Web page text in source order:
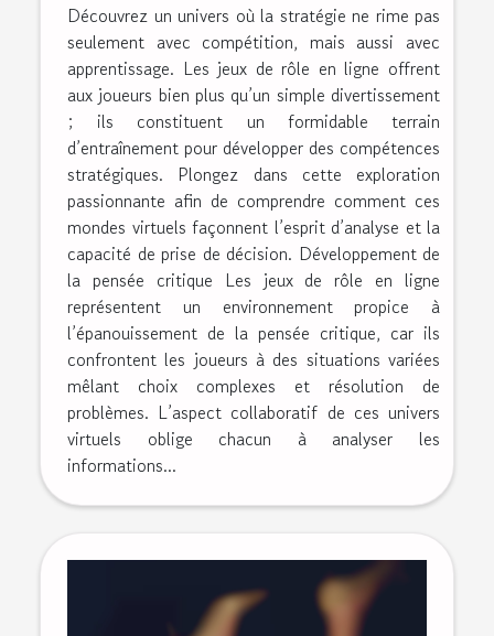
Découvrez un univers où la stratégie ne rime pas
seulement avec compétition, mais aussi avec
apprentissage. Les jeux de rôle en ligne offrent
aux joueurs bien plus qu’un simple divertissement
; ils constituent un formidable terrain
d’entraînement pour développer des compétences
stratégiques. Plongez dans cette exploration
passionnante afin de comprendre comment ces
mondes virtuels façonnent l’esprit d’analyse et la
capacité de prise de décision. Développement de
la pensée critique Les jeux de rôle en ligne
représentent un environnement propice à
l’épanouissement de la pensée critique, car ils
confrontent les joueurs à des situations variées
mêlant choix complexes et résolution de
problèmes. L’aspect collaboratif de ces univers
virtuels oblige chacun à analyser les
informations...